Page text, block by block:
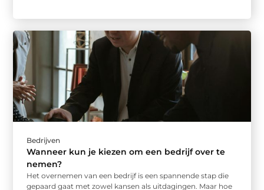
Bedrijven
Wanneer kun je kiezen om een bedrijf over te
nemen?
Het overnemen van een bedrijf is een spannende stap die
gepaard gaat met zowel kansen als uitdagingen. Maar hoe